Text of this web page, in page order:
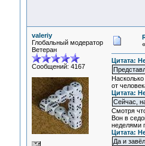
valeriy
Глобальный модератор
Ветеран
Сообщений: 4167
«
Цитата:
от
Цитата:
Сейчас,
Смотря
Вон в
неделями
Цитата:
Да и